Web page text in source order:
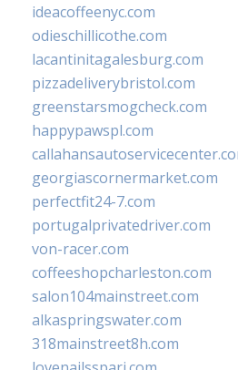
ideacoffeenyc.com
odieschillicothe.com
lacantinitagalesburg.com
pizzadeliverybristol.com
greenstarsmogcheck.com
happypawspl.com
georgiascornermarket.com
perfectfit24-7.com
portugalprivatedriver.com
von-racer.com
coffeeshopcharleston.com
salon104mainstreet.com
alkaspringswater.com
318mainstreet8h.com